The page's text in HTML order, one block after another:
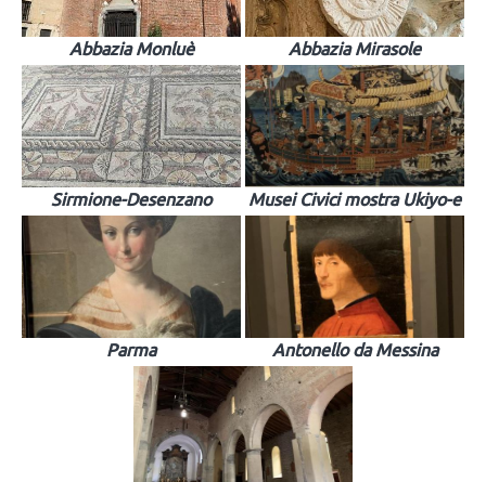
Abbazia Monluè Abbazia Mirasole
Sirmione-Desenzano Musei Civici mostra Ukiyo-e
Parma Antonello da Messina